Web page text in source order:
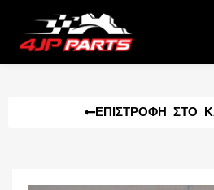
ΕΠΙΣΤΡΟΦΉ ΣΤΟ